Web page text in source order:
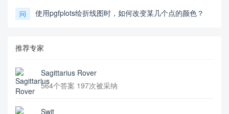
问 使用pgfplots绘折线图时，如何改变某几个点的颜色？
推荐专家
Sagittarius Rover
564个答案 197次被采纳
Swit